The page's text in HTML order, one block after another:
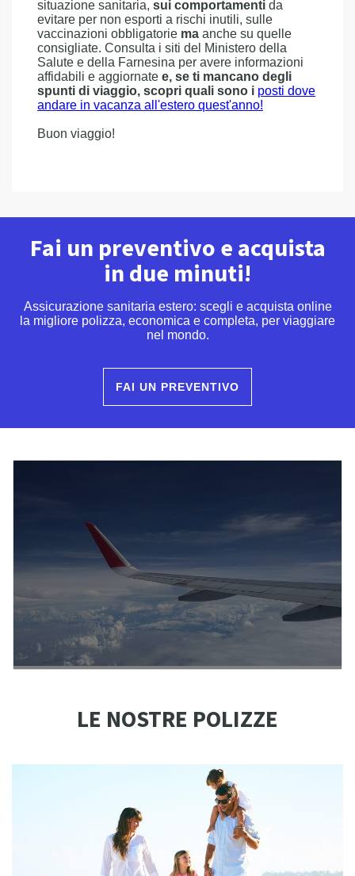
situazione sanitaria, sui comportamenti da
evitare per non esporti a rischi inutili, sulle
vaccinazioni obbligatorie ma anche su quelle
consigliate. Consulta i siti del Ministero della
Salute e della Farnesina per avere informazioni
affidabili e aggiornate e, se ti mancano degli
spunti di viaggio, scopri quali sono i posti dove
andare in vacanza all'estero quest'anno!
Buon viaggio!
Fai un preventivo e acquista
in due minuti!
Assicurazione sanitaria estero: scegli e acquista online
la migliore polizza, economica e completa, per viaggiare
nel mondo.
FAI UN PREVENTIVO
LE NOSTRE POLIZZE